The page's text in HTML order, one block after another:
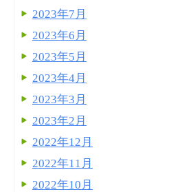
2023年7月
2023年6月
2023年5月
2023年4月
2023年3月
2023年2月
2022年12月
2022年11月
2022年10月